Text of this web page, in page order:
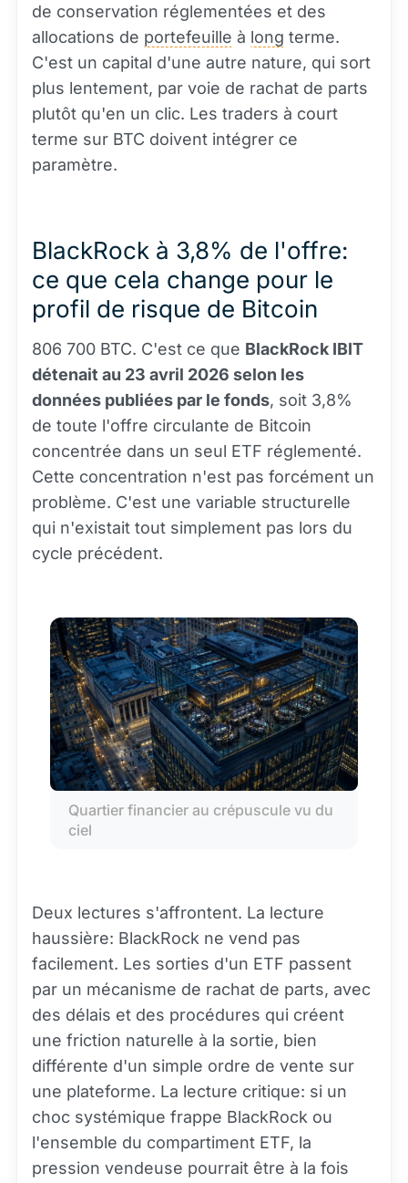
de conservation réglementées et des
allocations de portefeuille à long terme.
C'est un capital d'une autre nature, qui sort
plus lentement, par voie de rachat de parts
plutôt qu'en un clic. Les traders à court
terme sur BTC doivent intégrer ce
paramètre.
BlackRock à 3,8% de l'offre:
ce que cela change pour le
profil de risque de Bitcoin
806 700 BTC. C'est ce que BlackRock IBIT
détenait au 23 avril 2026 selon les
données publiées par le fonds, soit 3,8%
de toute l'offre circulante de Bitcoin
concentrée dans un seul ETF réglementé.
Cette concentration n'est pas forcément un
problème. C'est une variable structurelle
qui n'existait tout simplement pas lors du
cycle précédent.
Quartier financier au crépuscule vu du
ciel
Deux lectures s'affrontent. La lecture
haussière: BlackRock ne vend pas
facilement. Les sorties d'un ETF passent
par un mécanisme de rachat de parts, avec
des délais et des procédures qui créent
une friction naturelle à la sortie, bien
différente d'un simple ordre de vente sur
une plateforme. La lecture critique: si un
choc systémique frappe BlackRock ou
l'ensemble du compartiment ETF, la
pression vendeuse pourrait être à la fois